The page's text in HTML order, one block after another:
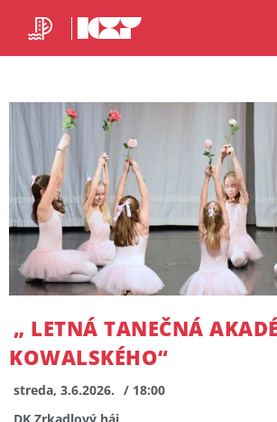
„ LETNÁ TANEČNÁ
KOWALSKÉHO“
streda, 3.6.2026. / 18:00